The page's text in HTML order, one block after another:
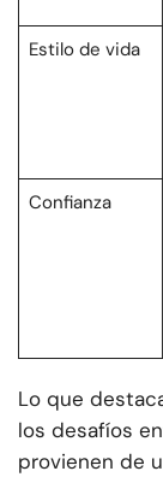
Estilo de vida
Confianza
Lo que
los desafíos
provienen de